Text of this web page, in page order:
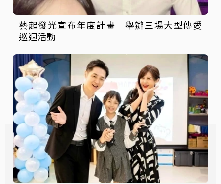
藝起發光宣布年度計畫 舉辦三場大型傳愛
巡迴活動